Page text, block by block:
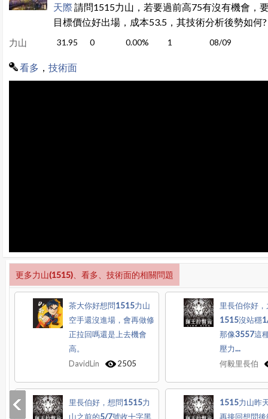
天際 請問1515力山，若要過前高75有沒有機會，
目標價位好出場，成本53.5，其技術分析後勢如何
力山 31.95 0 0.00% 1 08/09
看多 技術面
更多力山(1515)、看多、技術面的相關問題
茶大你好想問1515力山
空手還沒進場，會再做修
正拉回嗎還是上去機會
高。
DavidLin
2505
里長伯你好
1515沒站穩
那像3557這
壓力...
何毅里長伯
里長伯好，想問1515力
山之前的5/7號收十字黑
1515力山昨
再接回想問